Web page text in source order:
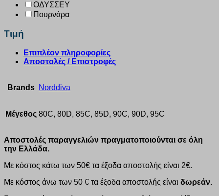
ΟΔΥΣΣΕΥ
Πουρνάρα
Τιμή
Επιπλέον πληροφορίες
Αποστολές / Επιστροφές
Brands Norddiva
Μέγεθος 80C, 80D, 85C, 85D, 90C, 90D, 95C
Αποστολές παραγγελιών πραγματοποιούνται σε όλη
την Ελλάδα.
Με κόστος κάτω των 50€ τα έξοδα αποστολής είναι 2€.
Με κόστος άνω των 50 € τα έξοδα αποστολής είναι δωρεάν.